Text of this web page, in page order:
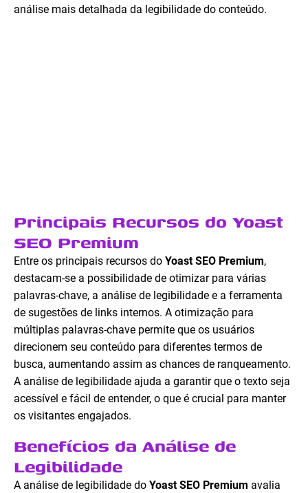
análise mais detalhada da legibilidade do conteúdo.
Principais Recursos do Yoast
SEO Premium
Entre os principais recursos do Yoast SEO Premium,
destacam-se a possibilidade de otimizar para várias
palavras-chave, a análise de legibilidade e a ferramenta
de sugestões de links internos. A otimização para
múltiplas palavras-chave permite que os usuários
direcionem seu conteúdo para diferentes termos de
busca, aumentando assim as chances de ranqueamento.
A análise de legibilidade ajuda a garantir que o texto seja
acessível e fácil de entender, o que é crucial para manter
os visitantes engajados.
Benefícios da Análise de
Legibilidade
A análise de legibilidade do Yoast SEO Premium avalia